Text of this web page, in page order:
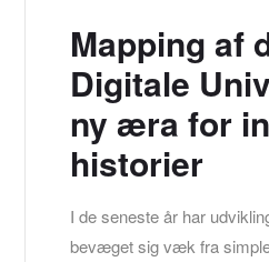
Mapping af
Digitale
ny æra for
historier
I de seneste år har
bevæget sig væk fra